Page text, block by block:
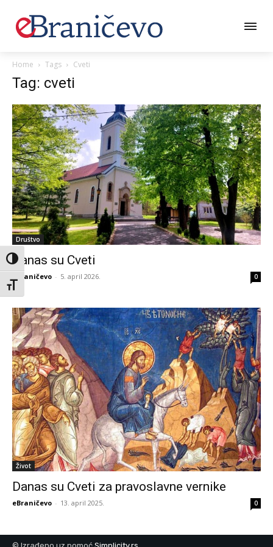
Toggle High Contrast
Toggle Font size
Home Tags Cveti
Tag: cveti
Društvo
Danas su Cveti
eBraničevo - 5. april 2026. 0
Život
Danas su Cveti za pravoslavne vernike
eBraničevo - 13. april 2025. 0